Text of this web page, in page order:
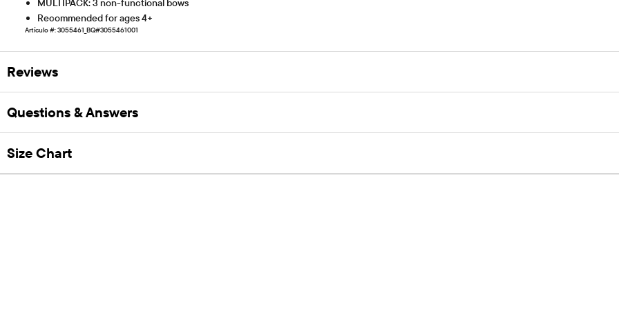
Recommended for ages 4+
Artículo #: 3055461_BQ#3055461001
Reviews
Questions & Answers
Size Chart